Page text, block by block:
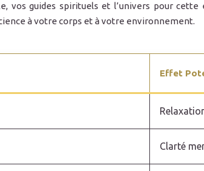
vos guides spirituels et l’univers pour
à votre corps et à votre environnement.
Effet
Clarté